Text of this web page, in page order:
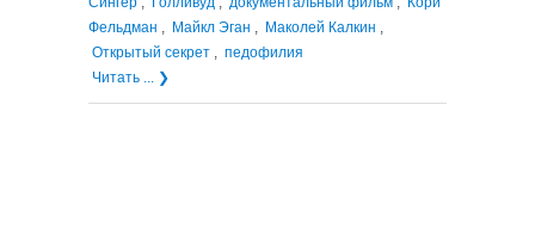
Фельдман , Майкл Эган , Маколей Калкин ,
Открытый секрет , педофилия
Читать ... ❯